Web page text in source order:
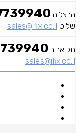
הרצליה 09-7739940
שליט sales@ifix.co.il
תל אביב 09-7739940
sales@ifix.co.il